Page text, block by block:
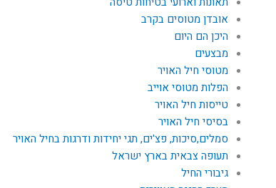
אובדן מטוסים בקרב
היכן הם היום
מבצעים
מטוסי חיל האויר
הפלות מטוסי אוייב
טייסות חיל האויר
בסיסי חיל האויר
סמלים,סיכות, פצ'ים, תגי יחידות ודרגות בחיל האויר
תעופה צבאית בארץ ישראל
גיבורי החיל